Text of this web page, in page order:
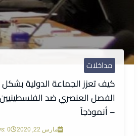
مداخلات
كيف تعزز الجماعة الدولية بشكل
الفصل العنصري ضد
– أنموذجاً
مارس 22, 2020 0